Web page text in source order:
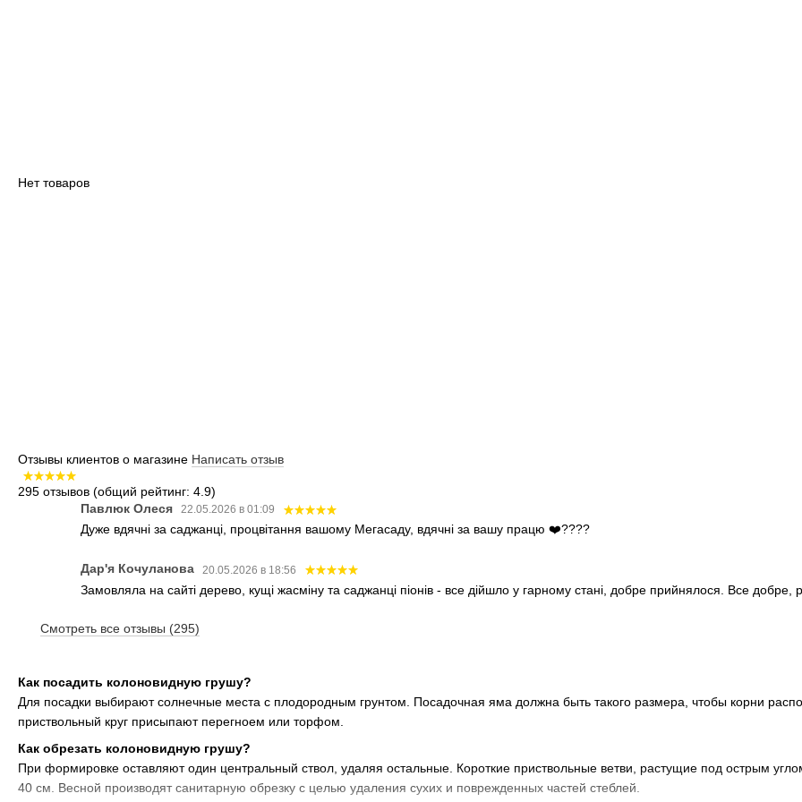
Как посадить колоновидную грушу?
Для посадки выбирают солнечные места с плодородным грунтом. Посадочная яма должна быть такого размера, чтобы корни
приствольный круг присыпают перегноем или торфом.
Как обрезать колоновидную грушу?
При формировке оставляют один центральный ствол, удаляя остальные. Короткие приствольные ветви, растущие под острым
40 см. Весной производят санитарную обрезку с целью удаления сухих и поврежденных частей стеблей.
Нет товаров
Отзывы клиентов о магазине Написать отзыв
295 отзывов (общий рейтинг: 4.9)
Павлюк Олеся
22.05.2026 в 01:09
Дуже вдячні за саджанці, процвітання вашому Мегасаду, вдячні за вашу працю ❤️????
Дар'я Кочуланова 20.05.2026 в 18:56
Замовляла на сайті дерево, кущі жасміну та саджанці піонів - все дійшло у гарному стані, добре прийнялося. Все
Смотреть все отзывы (295)